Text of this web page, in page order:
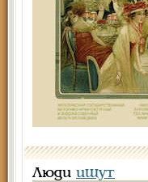
Люди ищут